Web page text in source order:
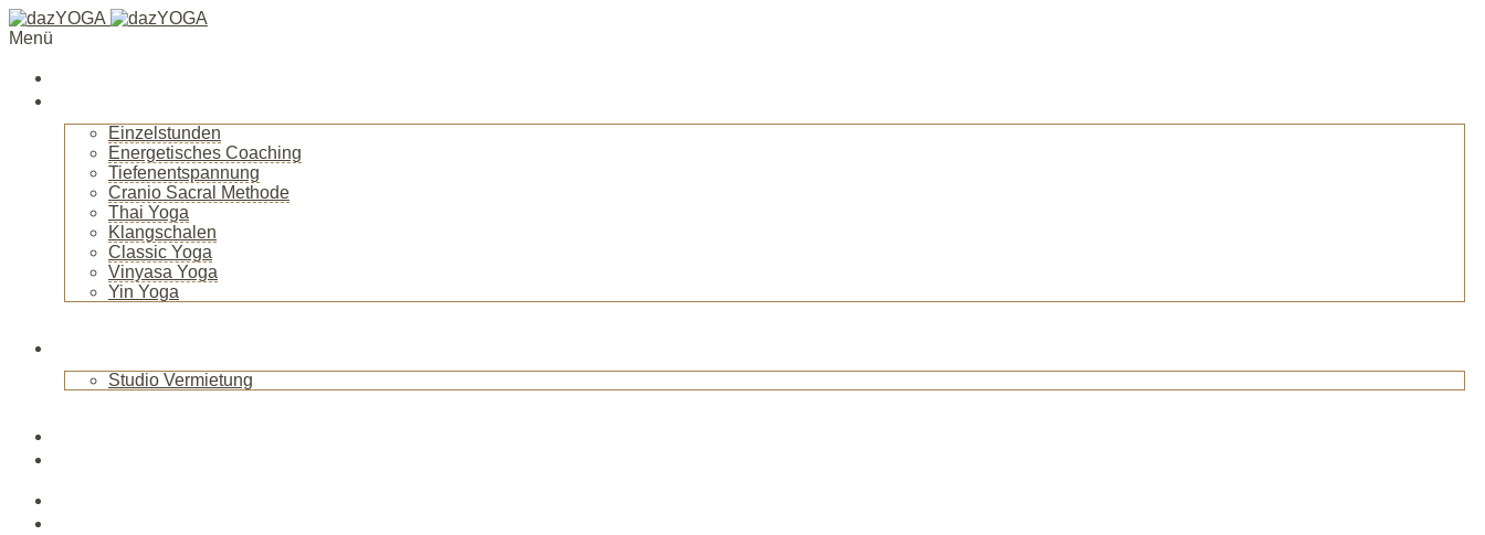
Menü
Einzelstunden
Energetisches Coaching
Tiefenentspannung
Cranio Sacral Methode
Thai Yoga
Klangschalen
Classic Yoga
Vinyasa Yoga
Yin Yoga
Studio Vermietung